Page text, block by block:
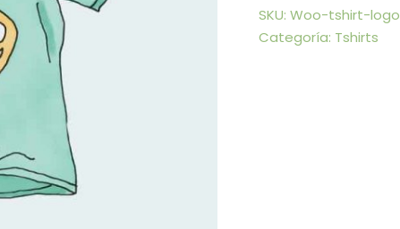
SKU:Woo-tshirt-logo
Categoría: Tshirts